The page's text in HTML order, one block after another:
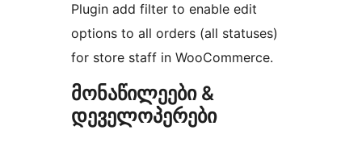
Plugin add filter to enable edit
options to all orders (all statuses)
for store staff in WooCommerce.
მონაწილეები &
დეველოპერები